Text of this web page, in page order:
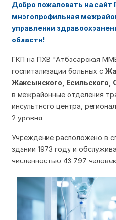
Добро пожаловать на сайт
многопрофильная
управлении
области!
ГКП на ПХВ "Атбасарская
госпитализации больных с
Жаксынского, Есильского,
в межрайонные отделения
инсультного центра,
2 уровня.
Учреждение расположено в
здании 1973 году и
численностью 43 797